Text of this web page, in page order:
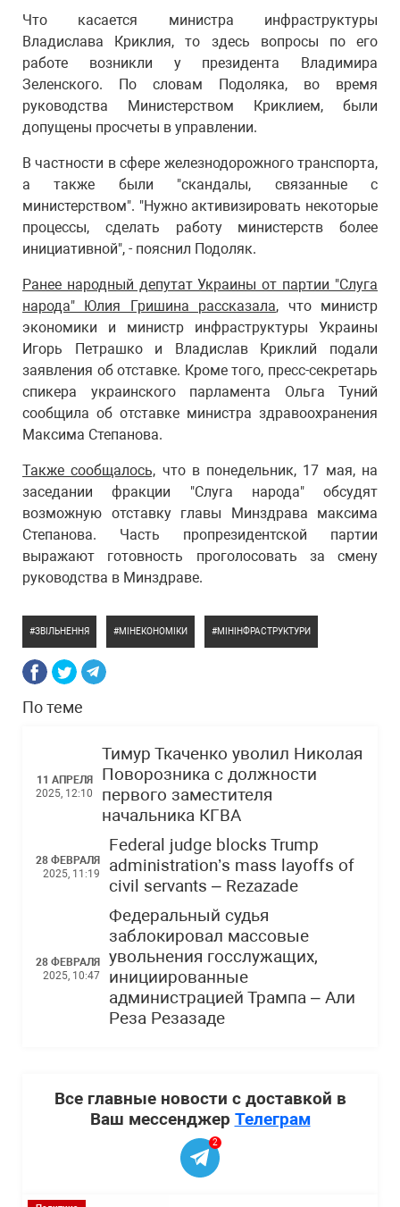
Что касается министра инфраструктуры
Владислава Криклия, то здесь вопросы по его
работе возникли у президента Владимира
Зеленского. По словам Подоляка, во время
руководства Министерством Криклием, были
допущены просчеты в управлении.
В частности в сфере железнодорожного транспорта,
а также были "скандалы, связанные с
министерством". "Нужно активизировать некоторые
процессы, сделать работу министерств более
инициативной", - пояснил Подоляк.
Ранее народный депутат Украины от партии "Слуга
народа" Юлия Гришина рассказала, что министр
экономики и министр инфраструктуры Украины
Игорь Петрашко и Владислав Криклий подали
заявления об отставке. Кроме того, пресс-секретарь
спикера украинского парламента Ольга Туний
сообщила об отставке министра здравоохранения
Максима Степанова.
Также сообщалось, что в понедельник, 17 мая, на
заседании фракции "Слуга народа" обсудят
возможную отставку главы Минздрава максима
Степанова. Часть пропрезидентской партии
выражают готовность проголосовать за смену
руководства в Минздраве.
ЗВІЛЬНЕННЯ МІНЕКОНОМІКИ МІНІНФРАСТРУКТУРИ
По теме
11 АПРЕЛЯ
2025, 12:10
Тимур Ткаченко уволил Николая
Поворозника с должности
первого заместителя
начальника КГВА
28 ФЕВРАЛЯ
2025, 11:19
Federal judge blocks Trump
administration’s mass layoffs of
civil servants – Rezazade
28 ФЕВРАЛЯ
2025, 10:47
Федеральный судья
заблокировал массовые
увольнения госслужащих,
инициированные
администрацией Трампа – Али
Реза Резазаде
Все главные новости с доставкой в
Ваш мессенджер Телеграм
2